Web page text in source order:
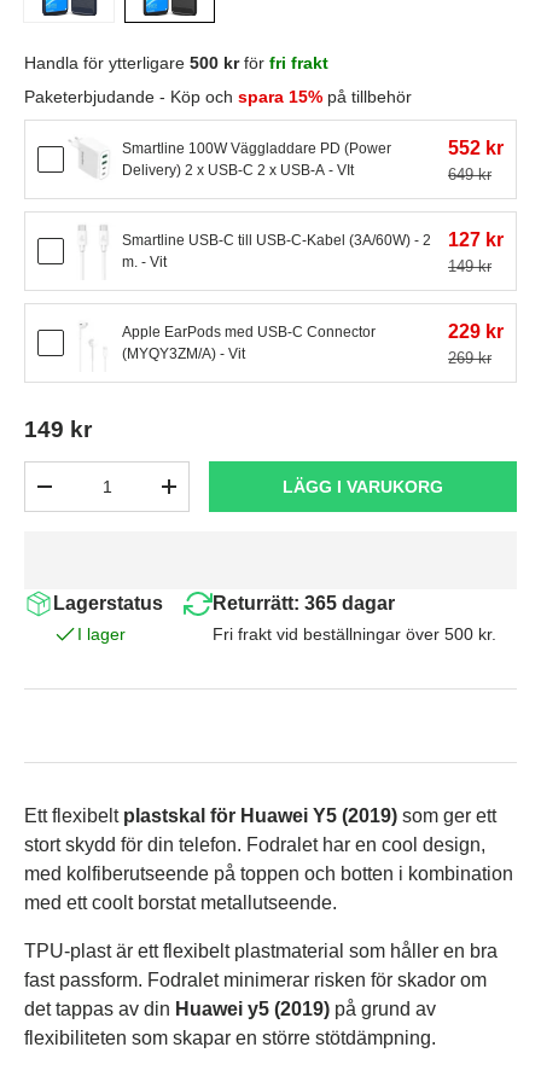
Handla för ytterligare 500 krför fri frakt
Paketerbjudande - Köp och spara 15% på tillbehör
Smartline 100W Väggladdare PD (Power
Delivery) 2 x USB-C 2 x USB-A - VIt
552 kr
649 kr
Smartline USB-C till USB-C-Kabel (3A/60W) - 2
m. - Vit
127 kr
149 kr
Apple EarPods med USB-C Connector
(MYQY3ZM/A) - Vit
229 kr
269 kr
149 kr
+ LÄGG I VARUKORG
Lagerstatus
I lager
Returrätt: 365 dagar
Fri frakt vid beställningar över 500 kr.
Ett flexibelt plastskal för Huawei Y5 (2019) som ger ett
stort skydd för din telefon. Fodralet har en cool design,
med kolfiberutseende på toppen och botten i kombination
med ett coolt borstat metallutseende.
TPU-plast är ett flexibelt plastmaterial som håller en bra
fast passform. Fodralet minimerar risken för skador om
det tappas av din Huawei y5 (2019) på grund av
flexibiliteten som skapar en större stötdämpning.